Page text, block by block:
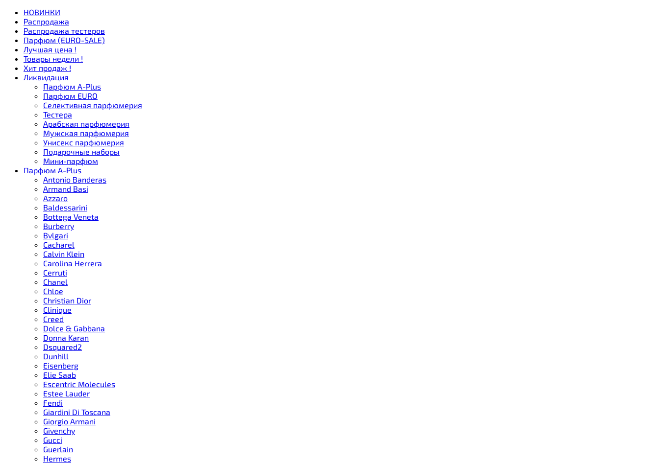
НОВИНКИ
Распродажа
Распродажа тестеров
Парфюм (EURO-SALE)
Лучшая цена !
Товары недели !
Хит продаж !
Ликвидация
Парфюм A-Plus
Парфюм EURO
Селективная парфюмерия
Тестера
Арабская парфюмерия
Мужская парфюмерия
Унисекс парфюмерия
Подарочные наборы
Мини-парфюм
Парфюм A-Plus
Antonio Banderas
Armand Basi
Azzaro
Baldessarini
Bottega Veneta
Burberry
Bvlgari
Cacharel
Calvin Klein
Carolina Herrera
Cerruti
Chanel
Chloe
Christian Dior
Clinique
Creed
Dolce & Gabbana
Donna Karan
Dsquared2
Dunhill
Eisenberg
Elie Saab
Escentric Molecules
Estee Lauder
Fendi
Giardini Di Toscana
Giorgio Armani
Givenchy
Gucci
Guerlain
Hermes